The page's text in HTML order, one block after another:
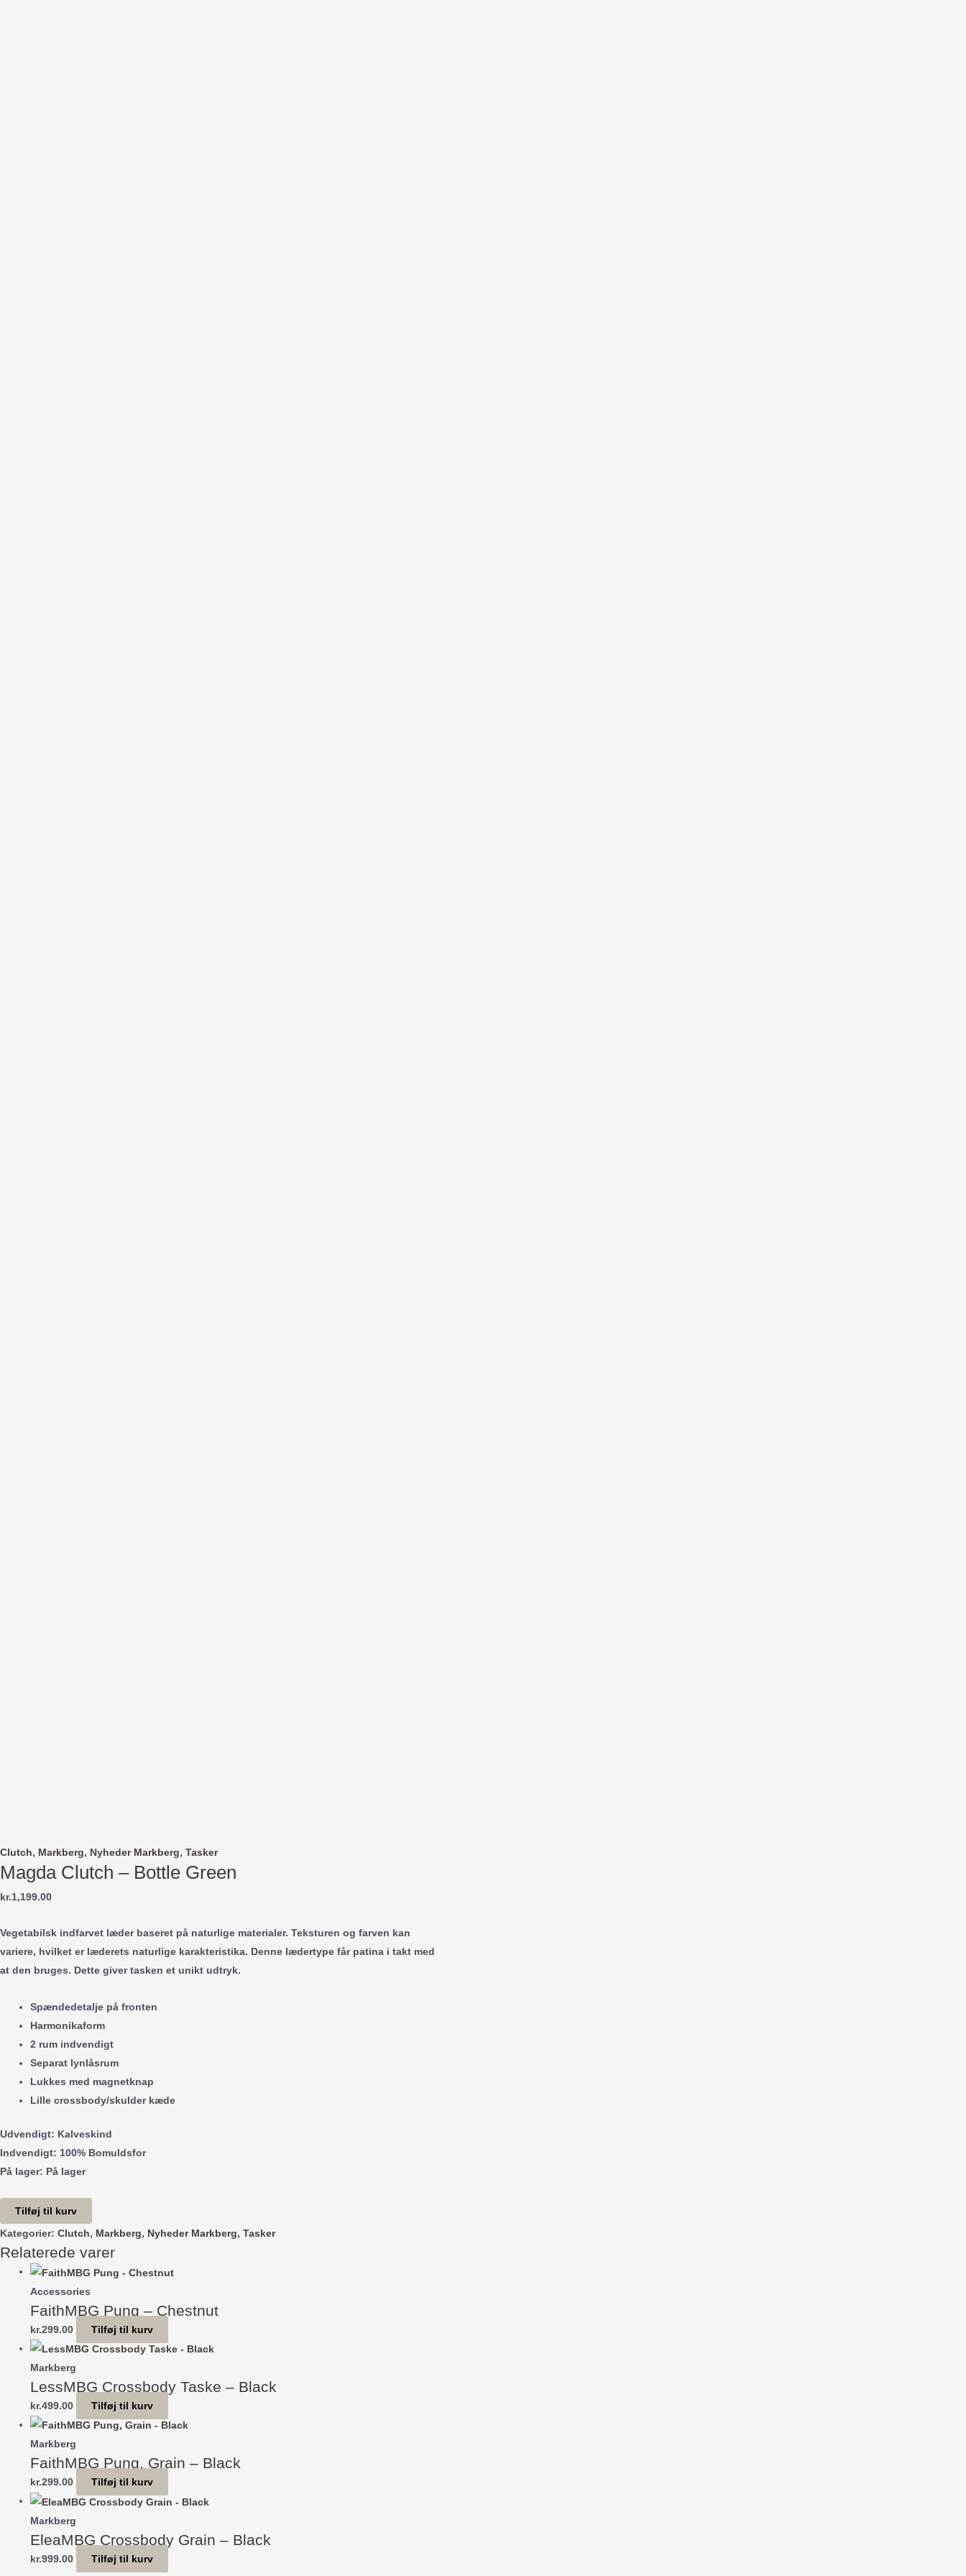
Clutch, Markberg, Nyheder Markberg, Tasker
Magda Clutch – Bottle Green
kr.1,199.00
Vegetabilsk indfarvet læder baseret på naturlige materialer. Teksturen og farven kan
variere, hvilket er læderets naturlige karakteristika. Denne lædertype får patina i takt med
at den bruges. Dette giver tasken et unikt udtryk.
Spændedetalje på fronten
Harmonikaform
2 rum indvendigt
Separat lynlåsrum
Lukkes med magnetknap
Lille crossbody/skulder kæde
Udvendigt: Kalveskind
Indvendigt: 100% Bomuldsfor
På lager: På lager
Magda
Clutch
Tilføj til kurv
Kategorier: Clutch, Markberg, Nyheder Markberg, Tasker
Relaterede varer
Accessories
FaithMBG Pung – Chestnut
kr.299.00 Tilføj til kurv
Markberg
LessMBG Crossbody Taske – Black
kr.499.00 Tilføj til kurv
Markberg
FaithMBG Pung, Grain – Black
kr.299.00 Tilføj til kurv
Markberg
EleaMBG Crossbody Grain – Black
kr.999.00 Tilføj til kurv